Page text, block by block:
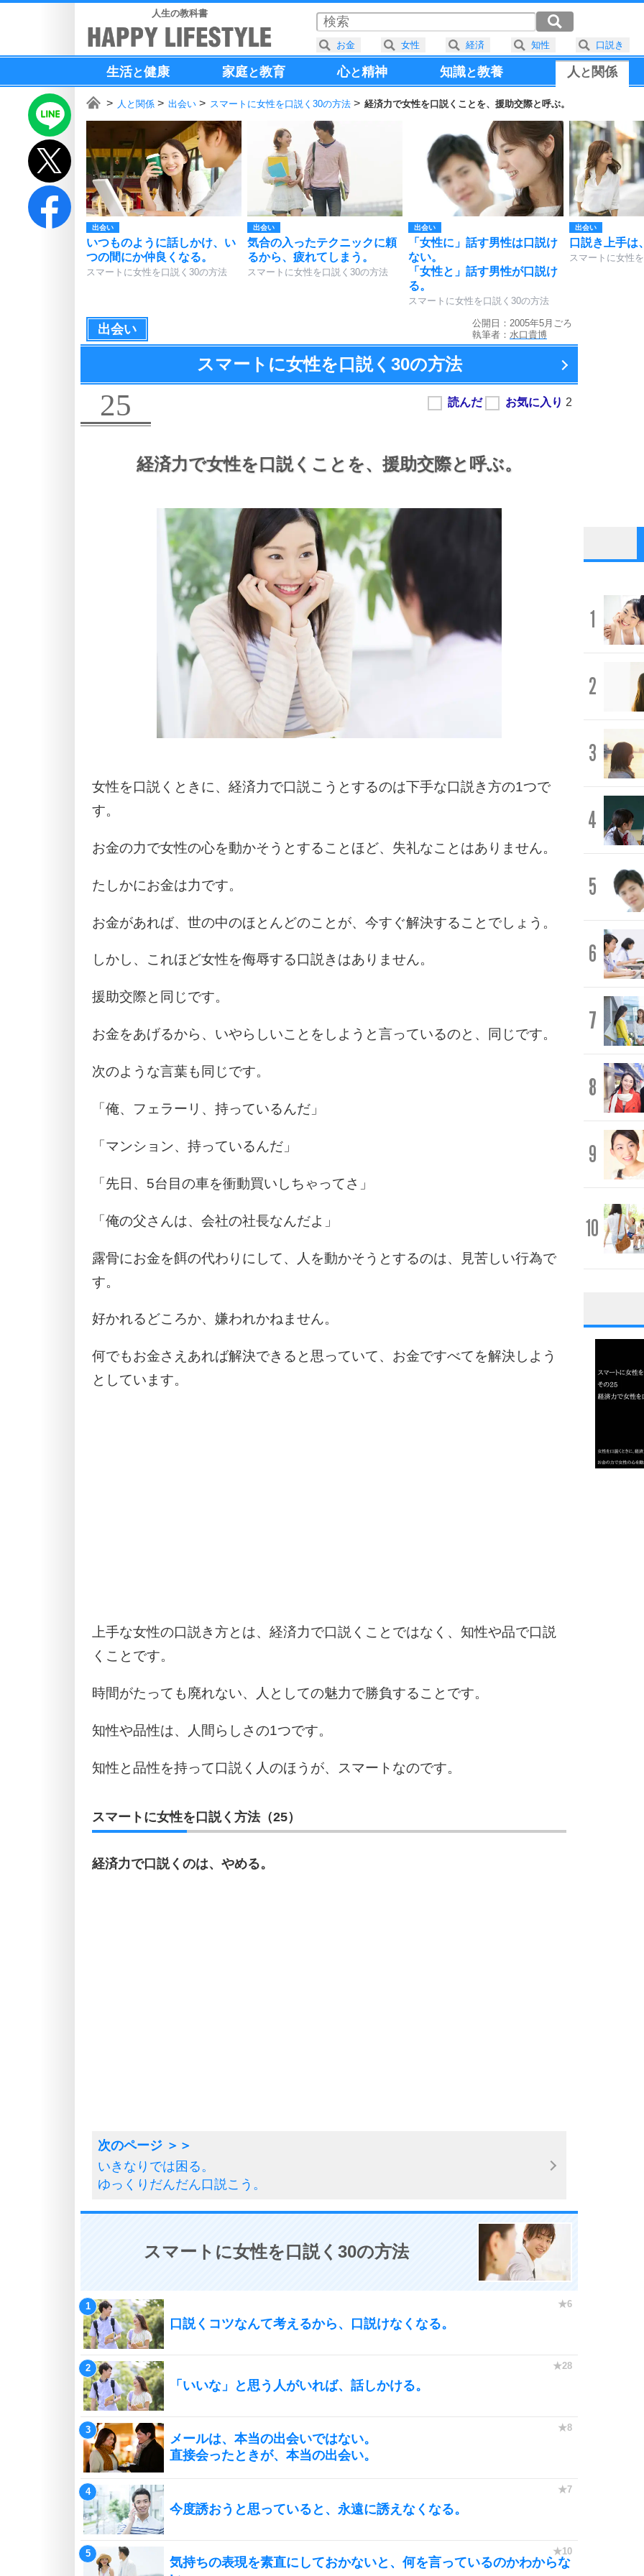
人生の教科書
生活と健康 家庭と教育 心と精神 知識と教養 人と 関係
人と関係 出会い スマートに女性を口説く30の方法 経済力で女性を口説くことを、援助交際と呼ぶ。
出会い
いつものように話しかけ、い
つの間にか仲良くなる。
スマートに女性を口説く30の方法
出会い
気合の入ったテクニックに頼
るから、疲れてしまう。
スマートに女性を口説く30の方法
出会い
「女性に」話す男性は口説け
ない。
「女性と」話す男性が口説け
る。
スマートに女性を口説く30の方法
出会い
口説き上手は
スマートに女性
出会い
公開日：2005年5月ごろ
執筆者： 水口貴博
スマートに女性を口説く 30の方法
25
経済力で女性を口説くことを、 援助交際と呼ぶ。
女性を口説くときに、経済力で口説こうとするのは下手な口説き方の1つで
す。
お金の力で女性の心を動かそうとすることほど、失礼なことはありません。
たしかにお金は力です。
お金があれば、世の中のほとんどのことが、今すぐ解決することでしょう。
しかし、これほど女性を侮辱する口説きはありません。
援助交際と同じです。
お金をあげるから、いやらしいことをしようと言っているのと、同じです。
次のような言葉も同じです。
「俺、フェラーリ、持っているんだ」
「マンション、持っているんだ」
「先日、5台目の車を衝動買いしちゃってさ」
「俺の父さんは、会社の社長なんだよ」
露骨にお金を餌の代わりにして、人を動かそうとするのは、見苦しい行為で
す。
好かれるどころか、嫌われかねません。
何でもお金さえあれば解決できると思っていて、お金ですべてを解決しよう
としています。
上手な女性の口説き方とは、経済力で口説くことではなく、知性や品で口説
くことです。
時間がたっても廃れない、人としての魅力で勝負することです。
知性や品性は、人間らしさの1つです。
知性と品性を持って口説く人のほうが、スマートなのです。
スマートに女性を口説く方法（25）
経済力で口説くのは、やめる。
いきなりでは困る。
ゆっくりだんだん口説こう。
スマートに女性を口説く30の方法
口説くコツなんて考えるから、口説けなくなる。
「いいな」と思う人がいれば、話しかける。
メールは、本当の出会いではない。
直接会ったときが、本当の出会い。
今度誘おうと思っていると、永遠に誘えなくなる。
気持ちの表現を素直にしておかないと、何を言っているのかわからな
1
2
3
4
5
6
7
8
9
10
1
3
お金 女性 経済 知性 口説き